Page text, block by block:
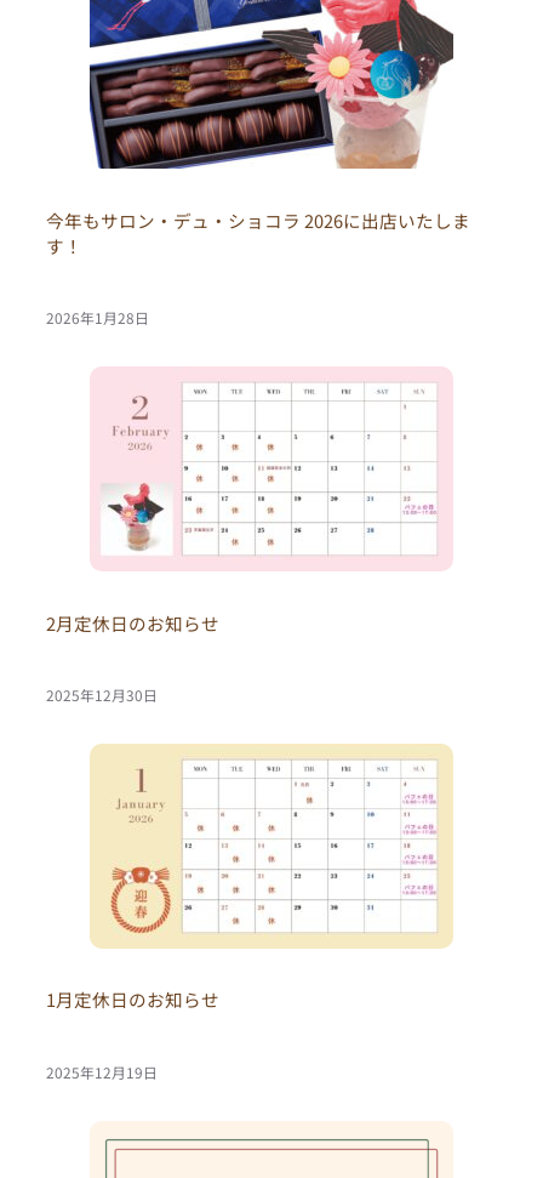
今年もサロン・デュ・ショコラ 2026に出店いたしま
す！
2月定休日のお知らせ
2026年1月28日
1月定休日のお知らせ
2025年12月30日
2025年12月19日